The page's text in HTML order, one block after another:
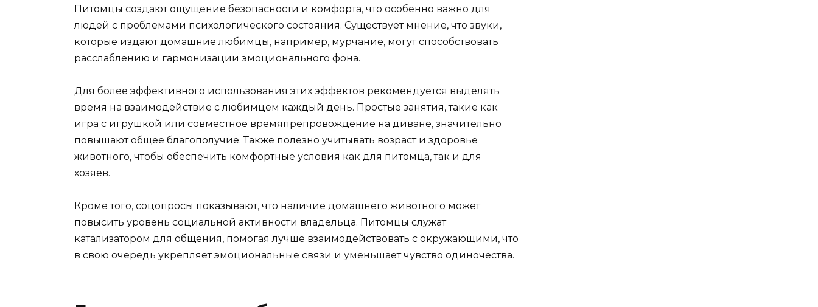
Питомцы создают ощущение безопасности и комфорта, что особенно важно для
людей с проблемами психологического состояния. Существует мнение, что звуки,
которые издают домашние любимцы, например, мурчание, могут способствовать
расслаблению и гармонизации эмоционального фона.
Для более эффективного использования этих эффектов рекомендуется выделять
время на взаимодействие с любимцем каждый день. Простые занятия, такие как
игра с игрушкой или совместное времяпрепровождение на диване, значительно
повышают общее благополучие. Также полезно учитывать возраст и здоровье
животного, чтобы обеспечить комфортные условия как для питомца, так и для
хозяев.
Кроме того, соцопросы показывают, что наличие домашнего животного может
повысить уровень социальной активности владельца. Питомцы служат
катализатором для общения, помогая лучше взаимодействовать с окружающими, что
в свою очередь укрепляет эмоциональные связи и уменьшает чувство одиночества.